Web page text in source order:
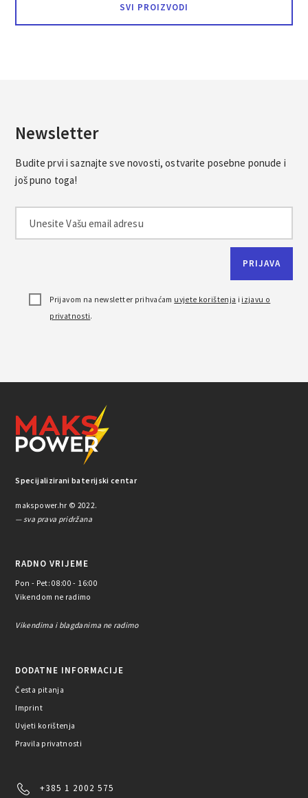
SVI PROIZVODI
Newsletter
Budite prvi i saznajte sve novosti, ostvarite posebne ponude i
još puno toga!
Prijavom na newsletter prihvaćam uvjete korištenja i izjavu o
privatnosti.
Specijalizirani baterijski centar
makspower.hr © 2022.
— sva prava pridržana
RADNO VRIJEME
Pon - Pet: 08:00 - 16:00
Vikendom ne radimo
Vikendima i blagdanima ne radimo
DODATNE INFORMACIJE
Česta pitanja
Imprint
Uvjeti korištenja
Pravila privatnosti
+385 1 2002 575